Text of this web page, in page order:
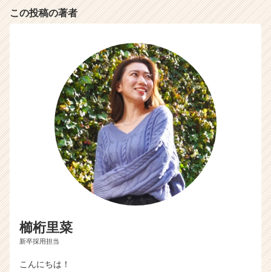
この投稿の著者
櫛桁里菜
新卒採用担当
こんにちは！